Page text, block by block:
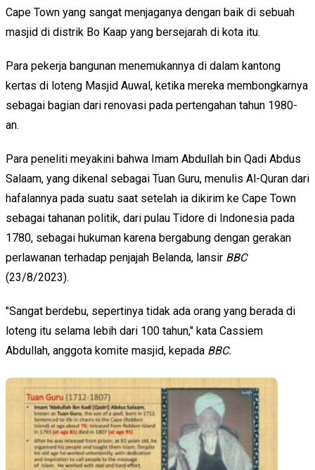
Cape Town yang sangat menjaganya dengan baik di sebuah
masjid di distrik Bo Kaap yang bersejarah di kota itu.
Para pekerja bangunan menemukannya di dalam kantong
kertas di loteng Masjid Auwal, ketika mereka membongkarnya
sebagai bagian dari renovasi pada pertengahan tahun 1980-
an.
Para peneliti meyakini bahwa Imam Abdullah bin Qadi Abdus
Salaam, yang dikenal sebagai Tuan Guru, menulis Al-Quran dari
hafalannya pada suatu saat setelah ia dikirim ke Cape Town
sebagai tahanan politik, dari pulau Tidore di Indonesia pada
1780, sebagai hukuman karena bergabung dengan gerakan
perlawanan terhadap penjajah Belanda, lansir BBC
(23/8/2023).
"Sangat berdebu, sepertinya tidak ada orang yang berada di
loteng itu selama lebih dari 100 tahun," kata Cassiem
Abdullah, anggota komite masjid, kepada BBC.